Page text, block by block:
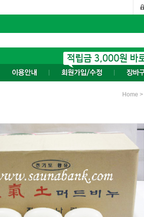
Home >